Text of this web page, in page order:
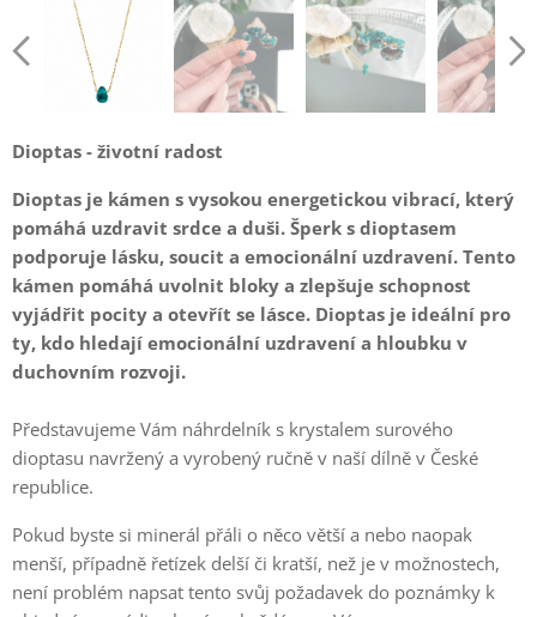
Dioptas - životní radost
Dioptas je kámen s vysokou energetickou vibrací, který
pomáhá uzdravit srdce a duši. Šperk s dioptasem
podporuje lásku, soucit a emocionální uzdravení. Tento
kámen pomáhá uvolnit bloky a zlepšuje schopnost
vyjádřit pocity a otevřít se lásce. Dioptas je ideální pro
ty, kdo hledají emocionální uzdravení a hloubku v
duchovním rozvoji.
Představujeme Vám náhrdelník s krystalem surového
dioptasu navržený a vyrobený ručně v naší dílně v České
republice.
Pokud byste si minerál přáli o něco větší a nebo naopak
menší, případně řetízek delší či kratší, než je v možnostech,
není problém napsat tento svůj požadavek do poznámky k